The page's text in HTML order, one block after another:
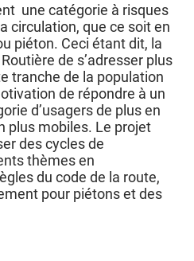
une catégorie à risques
circulation, que ce soit en
piéton. Ceci étant dit, la
de s’adresser plus
tranche de la population
de répondre à un
d’usagers de plus en
plus mobiles. Le projet
des cycles de
thèmes en
du code de la route,
pour piétons et des